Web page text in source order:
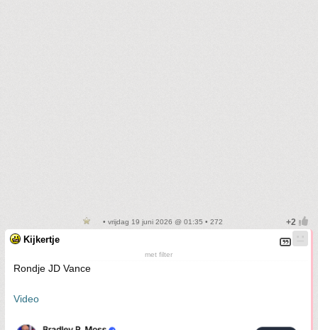
• vrijdag 19 juni 2026 @ 01:35 • 272
Kijkertje
met filter
Rondje JD Vance
Video